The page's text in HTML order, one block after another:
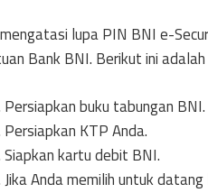
lupa PIN BNI e-
Bank BNI. Berikut ini
Persiapkan buku tabungan BNI.
Persiapkan KTP Anda.
Siapkan kartu debit BNI.
Jika Anda memilih untuk